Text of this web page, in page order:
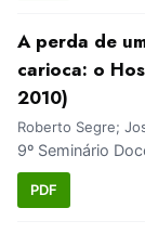
A perda de
carioca: o
2010)
Roberto Segre;
9º Seminário
PDF